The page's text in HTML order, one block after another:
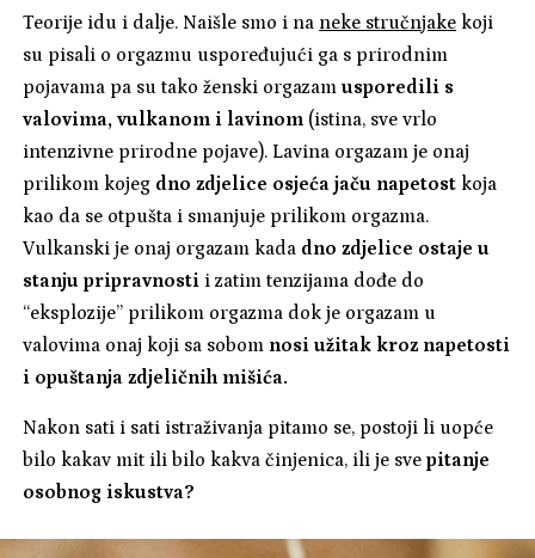
Teorije idu i dalje. Naišle smo i na neke stručnjake koji
su pisali o orgazmu uspoređujući ga s prirodnim
pojavama pa su tako ženski orgazamusporedili s
valovima, vulkanom i lavinom (istina, sve vrlo
intenzivne prirodne pojave). Lavina orgazam je onaj
prilikom kojeg dno zdjelice osjeća jaču napetost koja
kao da se otpušta i smanjuje prilikom orgazma.
Vulkanski je onaj orgazam kada dno zdjelice ostaje u
stanju pripravnosti i zatim tenzijama dođe do
“eksplozije” prilikom orgazma dok je orgazam u
valovima onaj koji sa sobom nosi užitak kroz napetosti
i opuštanja zdjeličnih mišića.
Nakon sati i sati istraživanja pitamo se, postoji li uopće
bilo kakav mit ili bilo kakva činjenica, ili je svepitanje
osobnog iskustva?